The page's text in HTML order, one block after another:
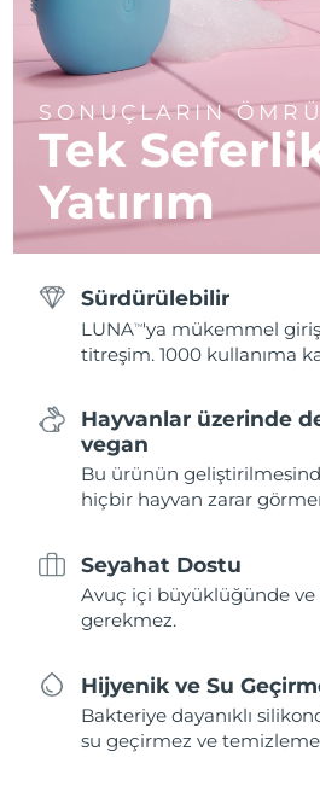
SONUÇLARIN ÖMRÜ
Tek
Yatırım
Sürdürülebilir
LUNATM 'ya mükemmel
titreşim. 1000 kullanıma
Hayvanlar üzerinde
vegan
Bu ürünün
hiçbir hayvan zarar
Seyahat Dostu
Avuç içi büyüklüğünde ve
gerekmez.
Hijyenik ve Su
Bakteriye dayanıklı
su geçirmez ve